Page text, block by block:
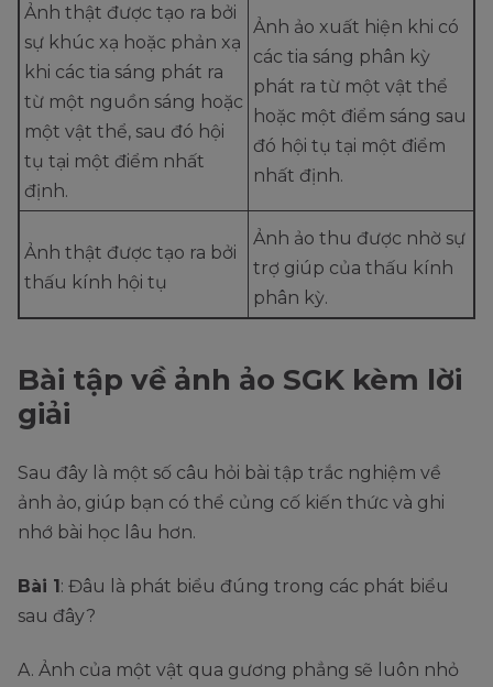
Ảnh thật được tạo ra bởi
sự khúc xạ hoặc phản xạ
khi các tia sáng phát ra
từ một nguồn sáng hoặc
một vật thể, sau đó hội
tụ tại một điểm nhất
định.
Ảnh ảo xuất hiện khi có
các tia sáng phân kỳ
phát ra từ một vật thể
hoặc một điểm sáng sau
đó hội tụ tại một điểm
nhất định.
Ảnh thật được tạo ra bởi
thấu kính hội tụ
Ảnh ảo thu được nhờ sự
trợ giúp của thấu kính
phân kỳ.
Bài tập về ảnh ảo SGK kèm lời
giải
Sau đây là một số câu hỏi bài tập trắc nghiệm về
ảnh ảo, giúp bạn có thể củng cố kiến thức và ghi
nhớ bài học lâu hơn.
Bài 1: Đâu là phát biểu đúng trong các phát biểu
sau đây?
A. Ảnh của một vật qua gương phẳng sẽ luôn nhỏ